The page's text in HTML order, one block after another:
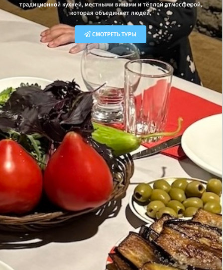
традиционной кухней, местными винами и тёплой атмосферой,
которая объединяет людей.
СМОТРЕТЬ ТУРЫ